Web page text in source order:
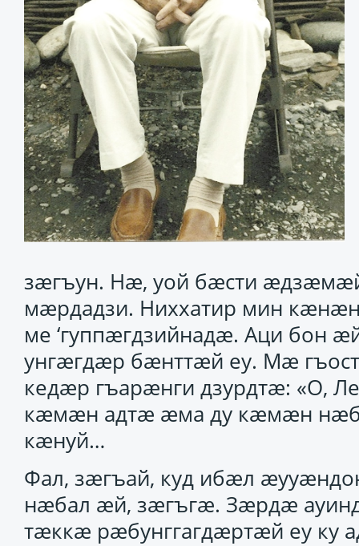
зӕгъун. Нӕ, уой бӕсти
мӕрдадзи. Ниххатир мин
ме ‘гуппӕгдзийнадӕ. Аци бон
унгӕгдӕр бӕнттӕй еу. Мӕ
кедӕр гъарӕнги дзурдтӕ: «О,
кӕмӕн адтӕ ӕма ду кӕмӕн
кӕнуй…
Фал, зӕгъай, куд ибӕл
нӕбал ӕй, зӕгъгӕ. Зӕрдӕ
тӕккӕ рӕбунггагдӕртӕй еу ку